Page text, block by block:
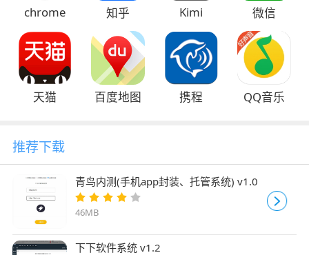
chrome 知乎 Kimi 微信
天猫 百度地图 携程 QQ音乐
推荐下载
青鸟内测(手机app封装、托管系统) v1.0
46MB
下下软件系统 v1.2